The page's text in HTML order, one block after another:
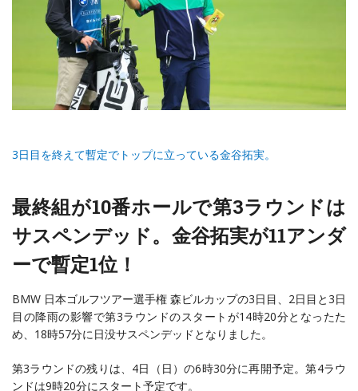
3日目を終えて暫定でトップに立っている金谷拓実。
最終組が10番ホールで第3ラウンドは
サスペンデッド。金谷拓実が11アンダ
ーで暫定1位！
BMW 日本ゴルフツアー選手権 森ビルカップの3日目、2日目と3日
目の降雨の影響で第3ラウンドのスタートが14時20分となったた
め、18時57分に日没サスペンデッドとなりました。
第3ラウンドの残りは、4日（日）の6時30分に再開予定。第4ラウ
ンドは9時20分にスタート予定です。